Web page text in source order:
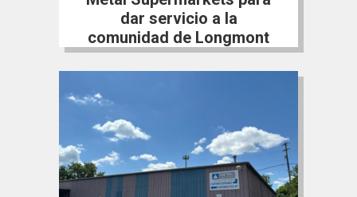
dar servicio a la
comunidad de Longmont